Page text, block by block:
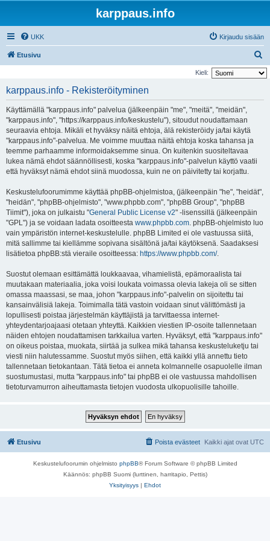
karppaus.info
UKK Kirjaudu sisään
Etusivu
t
Kieli:
karppaus.info - Rekisteröityminen
Käyttämällä "karppaus.info" palvelua (jälkeenpäin "me", "meitä", "meidän",
"karppaus.info", "https://karppaus.info/keskustelu"), sitoudut noudattamaan
seuraavia ehtoja. Mikäli et hyväksy näitä ehtoja, älä rekisteröidy ja/tai käytä
"karppaus.info"-palvelua. Me voimme muuttaa näitä ehtoja koska tahansa ja
teemme parhaamme informoidaksemme sinua. On kuitenkin suositeltavaa
lukea nämä ehdot säännöllisesti, koska "karppaus.info"-palvelun käyttö vaatii
että hyväksyt nämä ehdot siinä muodossa, kuin ne on päivitetty tai korjattu.
Keskustelufoorumimme käyttää phpBB-ohjelmistoa, (jälkeenpäin "he", "heidät",
"heidän", "phpBB-ohjelmisto", "www.phpbb.com", "phpBB Group", "phpBB
Tiimit"), joka on julkaistu "General Public License v2" -lisenssillä (jälkeenpäin
"GPL") ja se voidaan ladata osoitteesta www.phpbb.com. phpBB-ohjelmisto luo
vain ympäristön internet-keskustelulle. phpBB Limited ei ole vastuussa siitä,
mitä sallimme tai kiellämme sopivana sisältönä ja/tai käytöksenä. Saadaksesi
lisätietoa phpBB:stä vieraile osoitteessa: https://www.phpbb.com/.
Suostut olemaan esittämättä loukkaavaa, vihamielistä, epämoraalista tai
muutakaan materiaalia, joka voisi loukata voimassa olevia lakeja oli se sitten
omassa maassasi, se maa, johon "karppaus.info"-palvelin on sijoitettu tai
kansainvälisiä lakeja. Toimimalla tätä vastoin voidaan sinut välittömästi ja
lopullisesti poistaa järjestelmän käyttäjistä ja tarvittaessa internet-
yhteydentarjoajaasi otetaan yhteyttä. Kaikkien viestien IP-osoite tallennetaan
näiden ehtojen noudattamisen tarkkailua varten. Hyväksyt, että "karppaus.info"
on oikeus poistaa, muokata, siirtää ja sulkea mikä tahansa keskusteluketju tai
viesti niin halutessamme. Suostut myös siihen, että kaikki yllä annettu tieto
tallennetaan tietokantaan. Tätä tietoa ei anneta kolmannelle osapuolelle ilman
suostumustasi, mutta "karppaus.info" tai phpBB ei ole vastuussa mahdollisen
tietoturvamurron aiheuttamasta tietojen vuodosta ulkopuolisille tahoille.
Etusivu Kaikki ajat ovat UTC
Poista evästeet
Keskustelufoorumin ohjelmisto phpBB® Forum Software © phpBB Limited
Käännös: phpBB Suomi (lurttinen, harritapio, Pettis)
Yksityisyys | Ehdot